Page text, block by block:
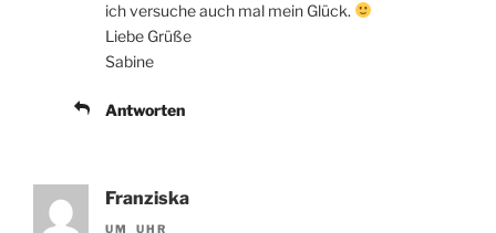
ich versuche auch mal mein Glück.
Liebe Grüße
Sabine
Antworten
Franziska
UM UHR